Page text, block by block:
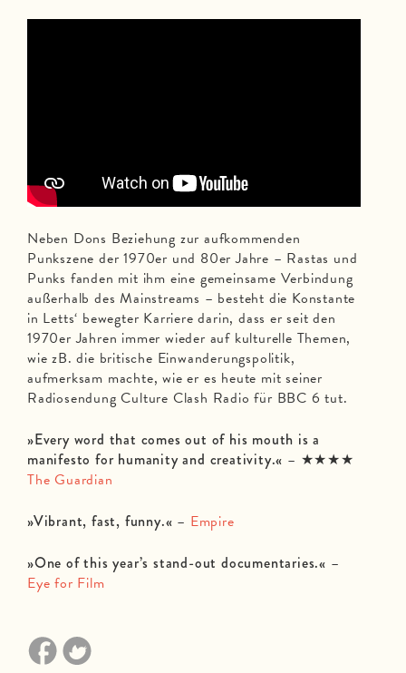
Neben Dons Beziehung zur aufkommenden
Punkszene der 1970er und 80er Jahre – Rastas und
Punks fanden mit ihm eine gemeinsame Verbindung
außerhalb des Mainstreams – besteht die Konstante
in Letts‘ bewegter Karriere darin, dass er seit den
1970er Jahren immer wieder auf kulturelle Themen,
wie zB. die britische Einwanderungspolitik,
aufmerksam machte, wie er es heute mit seiner
Radiosendung Culture Clash Radio für BBC 6 tut.
»Every word that comes out of his mouth is a
manifesto for humanity and creativity.« – ★★★★
The Guardian
»Vibrant, fast, funny.« – Empire
»One of this year’s stand-out documentaries.« –
Eye for Film